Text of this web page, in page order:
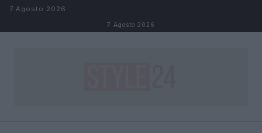
Salta al contenuto
7 Agosto 2026
7 Agosto 2026